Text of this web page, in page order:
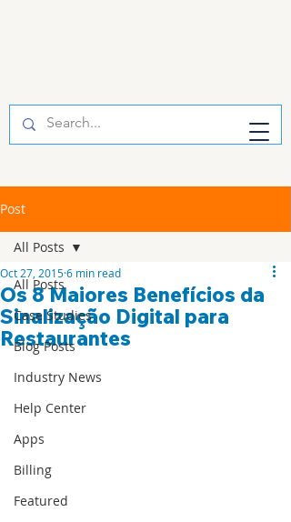
Post
All Posts
Case Studies
Blog Posts
Industry News
Help Center
Apps
Billing
Featured
All Posts
Os 8 Maiores Benefícios da
Sinalização Digital para
Restaurantes
Oct 27, 20156 min read